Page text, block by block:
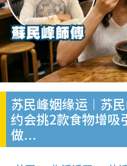
苏民峰姻缘运︱苏
约会挑2款食物增吸
做...